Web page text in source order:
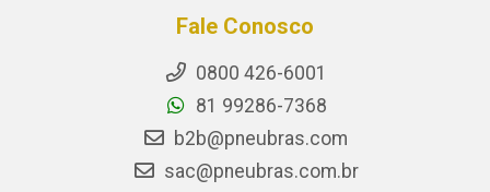
Fale Conosco
0800 426-6001
81 99286-7368
b2b@pneubras.com
sac@pneubras.com.br